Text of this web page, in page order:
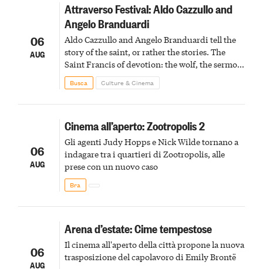
06
AUG
Attraverso Festival: Aldo Cazzullo and
Angelo Branduardi
Aldo Cazzullo and Angelo Branduardi tell the
story of the saint, or rather the stories. The
Saint Francis of devotion: the wolf, the sermon
to the birds, the stigmata
Busca Culture & Cinema
06
AUG
Cinema all’aperto: Zootropolis 2
Gli agenti Judy Hopps e Nick Wilde tornano a
indagare tra i quartieri di Zootropolis, alle
prese con un nuovo caso
Bra
06
AUG
Arena d’estate: Cime tempestose
Il cinema all'aperto della città propone la nuova
trasposizione del capolavoro di Emily Brontë